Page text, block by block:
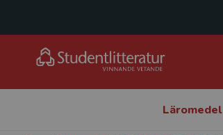
Läromedel